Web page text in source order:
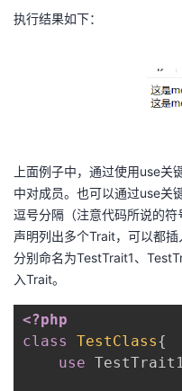
执行结果如下：
上面例子中，通过使用use
中对成员。也可以通过use关
逗号分隔（注意代码所说的
声明列出多个Trait，可以都插
分别命名为TestTrait1、
入Trait。
<?php
class
TestClass{
use